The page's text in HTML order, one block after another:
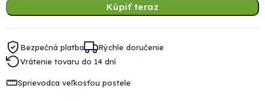
Kúpiť teraz
Bezpečná platba
Rýchle doručenie
Vrátenie tovaru do 14 dní
Sprievodca veľkosťou postele